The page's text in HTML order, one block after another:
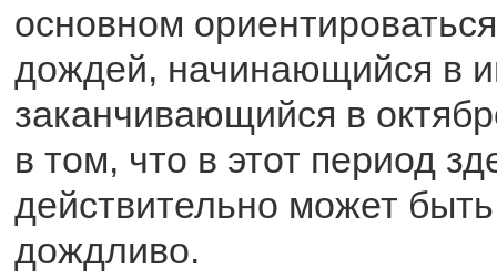
основном
дождей, начинающийся в
заканчивающийся в
в том, что в этот период
действительно может
дождливо.